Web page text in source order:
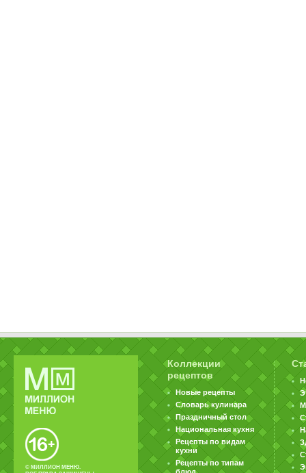
© МИЛЛИОН МЕНЮ.
Коллекции
рецептов
Новые рецепты
Словарь кулинара
Праздничный стол
Национальная кухня
Рецепты по видам
кухни
Рецепты по типам